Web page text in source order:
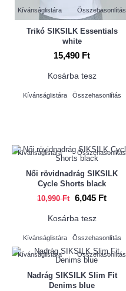
Kívánságlistára Összehasonlítás
Trikó SIKSILK Essentials
white
15,490 Ft
Kosárba tesz
Kívánságlistára Összehasonlítás
Kívánságlistára Összehasonlítás
Női rövidnadrág SIKSILK
Cycle Shorts black
10,990 Ft 6,045 Ft
Kosárba tesz
Kívánságlistára Összehasonlítás
Kívánságlistára Összehasonlítás
Nadrág SIKSILK Slim Fit
Denims blue